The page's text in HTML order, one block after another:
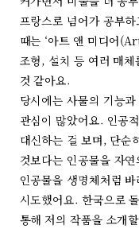
프랑스로 넘어가 공부
때는 ‘아트 앤 미디어
조형, 설치 등 여러 매
것 같아요.
당시에는 사물의 기능
관심이 많았어요. 인공
대신하는 걸 보며, 단순
것보다는 인공물을 자
인공물을 생명체처럼
시도했어요. 한국으로
통해 저의 작품을 소개